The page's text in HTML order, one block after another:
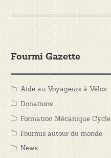
Fourmi Gazette
Aide au Voyageurs à Vélos
Donations
Formation Mécanique Cycle
Fourmis autour du monde
News